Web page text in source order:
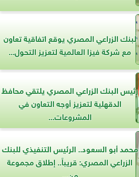
لبنك الزراعي المصري يوقع اتفاقية تعاون
مع شركة فيزا العالمية لتعزيز التحول...
رئيس البنك الزراعي المصري يلتقي محافظ
الدقهلية لتعزيز أوجه التعاون في
المشروعات...
محمد أبو السعود.. الرئيس التنفيذي للبنك
الزراعي المصري: قريباً.. إطلاق مجموعة